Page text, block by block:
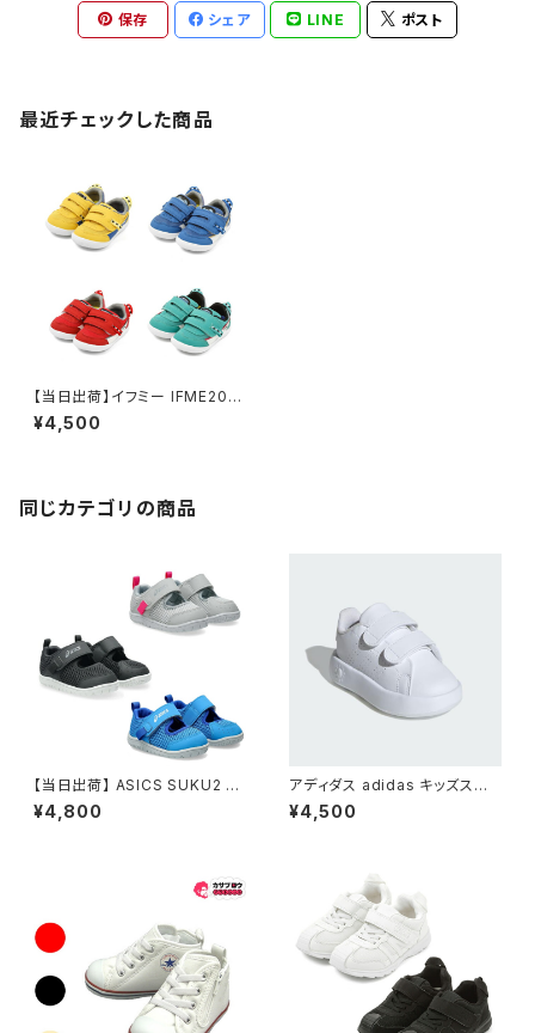
保存 シェア LINE ポスト
最近チェックした商品
【当日出荷】イフミー IFME20-
3407ベビー BABY シューズ IF
ME ×TRAIN ベビースニーカー
¥4,500
同じカテゴリの商品
【当日出荷】 ASICS SUKU2 ス
クスク 1144A364-001 アシッ
クス MESHOES BABY
¥4,800
アディダス adidas キッズスニ
ーカー アドバンコート キッズ /
Advancourt Kids ID5283
¥4,500